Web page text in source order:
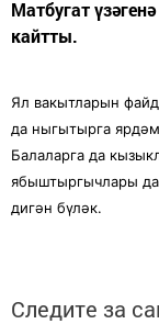
Матбугат
кайтты.
Ял вакытларын
да ныгытырга
Балаларга да
ябыштыргычлары да
дигән бүләк.
Следите за